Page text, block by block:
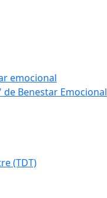
emocional
Benestar Emocional
(TDT)